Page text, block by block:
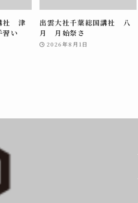
社 津
習い
出雲大社千葉総国講社 八
月 月始祭さ
2026年8月1日